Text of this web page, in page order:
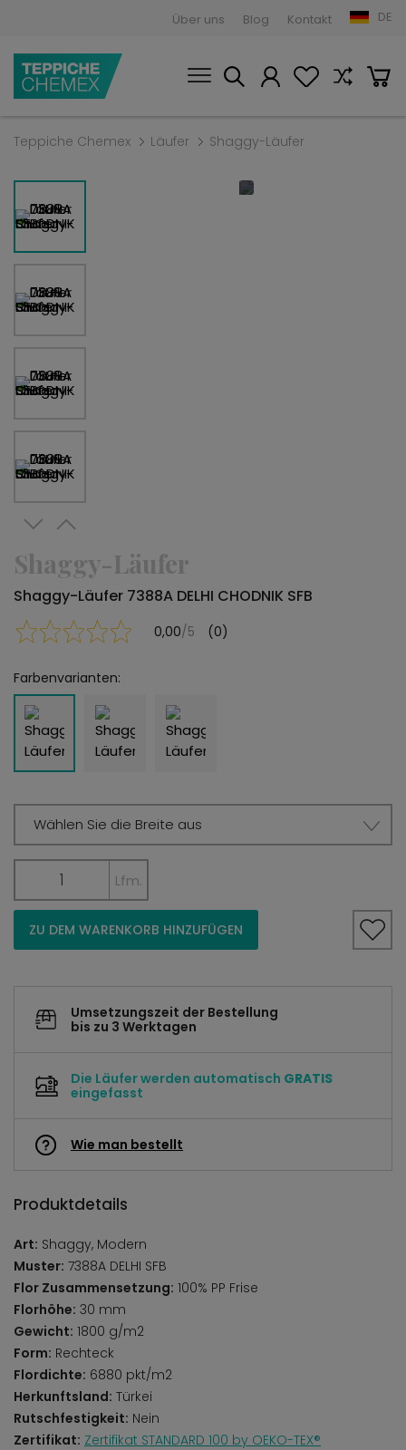
Über uns Blog Kontakt DE
Teppiche Chemex Läufer Shaggy-Läufer
Shaggy-Läufer
Shaggy-Läufer 7388A DELHI CHODNIK SFB
0,00/5 (0)
Farbenvarianten:
Wählen Sie die Breite aus
Lfm.
ZU DEM WARENKORB HINZUFÜGEN
Umsetzungszeit der Bestellung
bis zu 3 Werktagen
Die Läufer werden automatisch GRATIS
eingefasst
Wie man bestellt
Produktdetails
Art: Shaggy, Modern
Muster: 7388A DELHI SFB
Flor Zusammensetzung: 100% PP Frise
Florhöhe: 30 mm
Gewicht: 1800 g/m2
Form: Rechteck
Flordichte: 6880 pkt/m2
Herkunftsland: Türkei
Rutschfestigkeit: Nein
Zertifikat: Zertifikat STANDARD 100 by OEKO-TEX®